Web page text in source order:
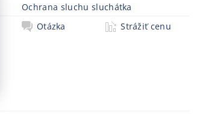
Ochrana sluchu sluchátka
Otázka Strážiť cenu